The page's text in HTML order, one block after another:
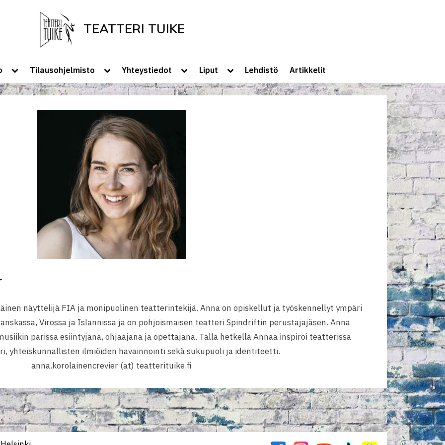
TEATTERI TUIKE
Toggle
menu
Tilausohjelmisto Toggle
menu
Yhteystiedot Toggle
menu
Liput Toggle
menu
Lehdistö Artikkelit
näyttelijä FIA ja monipuolinen teatterintekijä. Anna on opiskellut ja työskennellyt ympäri
Virossa ja Islannissa ja on pohjoismaisen teatteri Spindriftin perustajajäsen. Anna
parissa esiintyjänä, ohjaajana ja opettajana. Tällä hetkellä Annaa inspiroi teatterissa
yhteiskunnallisten ilmiöiden havainnointi sekä sukupuoli ja identiteetti.
anna.korolainencrevier (at) teatterituike.fi